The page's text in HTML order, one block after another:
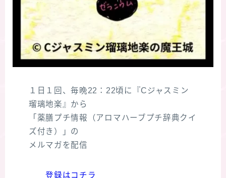
１日１回、毎晩22：22頃に『Cジャスミン
瑠璃地楽』から
「薬膳プチ情報（アロマハーブプチ辞典クイ
ズ付き）」の
メルマガを配信
登録はコチラ